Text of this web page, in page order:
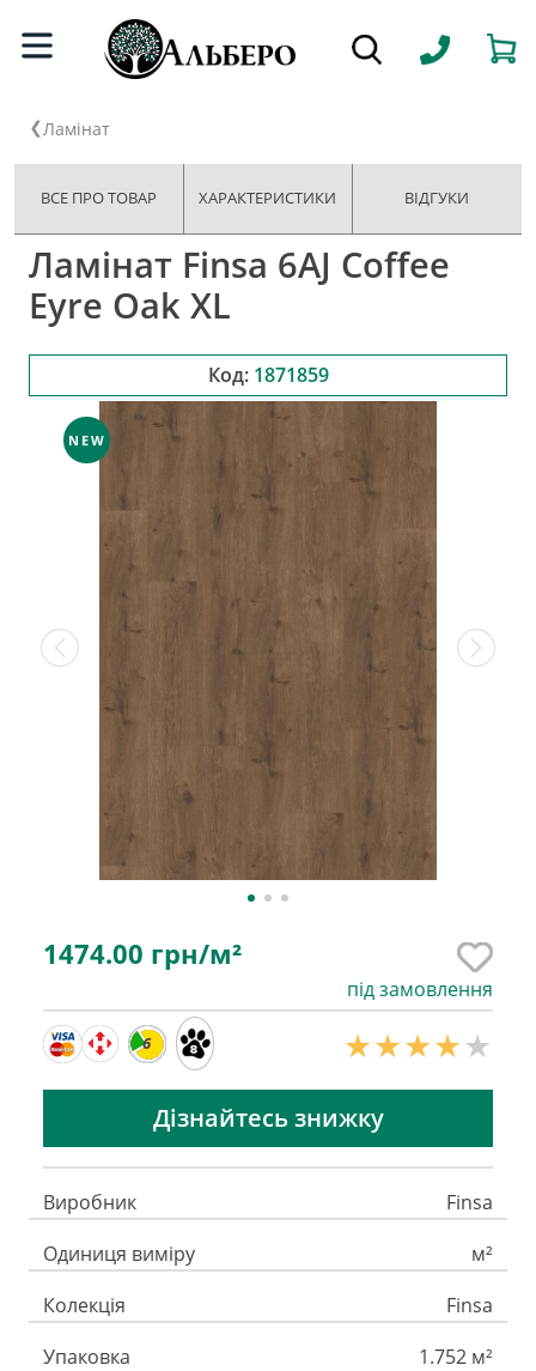
Ламінат
ВСЕ ПРО ТОВАР ХАРАКТЕРИСТИКИ ВІДГУКИ
Ламінат Finsa 6AJ Coffee
Eyre Oak XL
Код: 1871859
NEW
1474.00 грн/м²
під замовлення
6
Дізнайтесь знижку
Виробник
Finsa
Одиниця виміру
м²
Колекція
Finsa
Упаковка
1.752 м²